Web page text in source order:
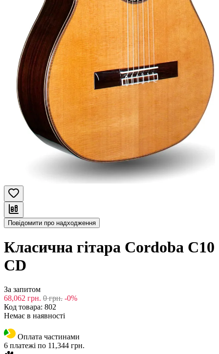
Повідомити про надходження
Класична гітара Cordoba C10
CD
За запитом
68,062 грн. 0 грн. -0%
Код товара: 802
Немає в наявності
Оплата частинами
6 платежі по 11,344 грн.